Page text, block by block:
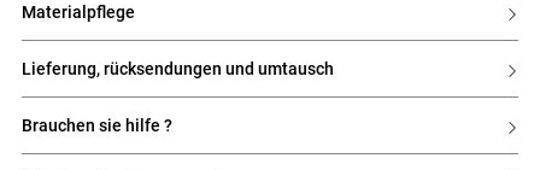
materialpflege
lieferung, rücksendungen und umtausch
brauchen sie hilfe ?